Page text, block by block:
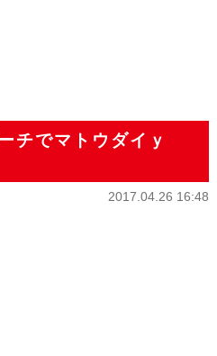
チでマトウダイｙ
2017.04.26 16:48